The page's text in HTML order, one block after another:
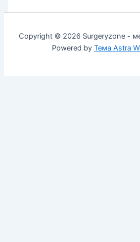
Copyright © 2026 Surgeryzone -
Powered by Тема Astra